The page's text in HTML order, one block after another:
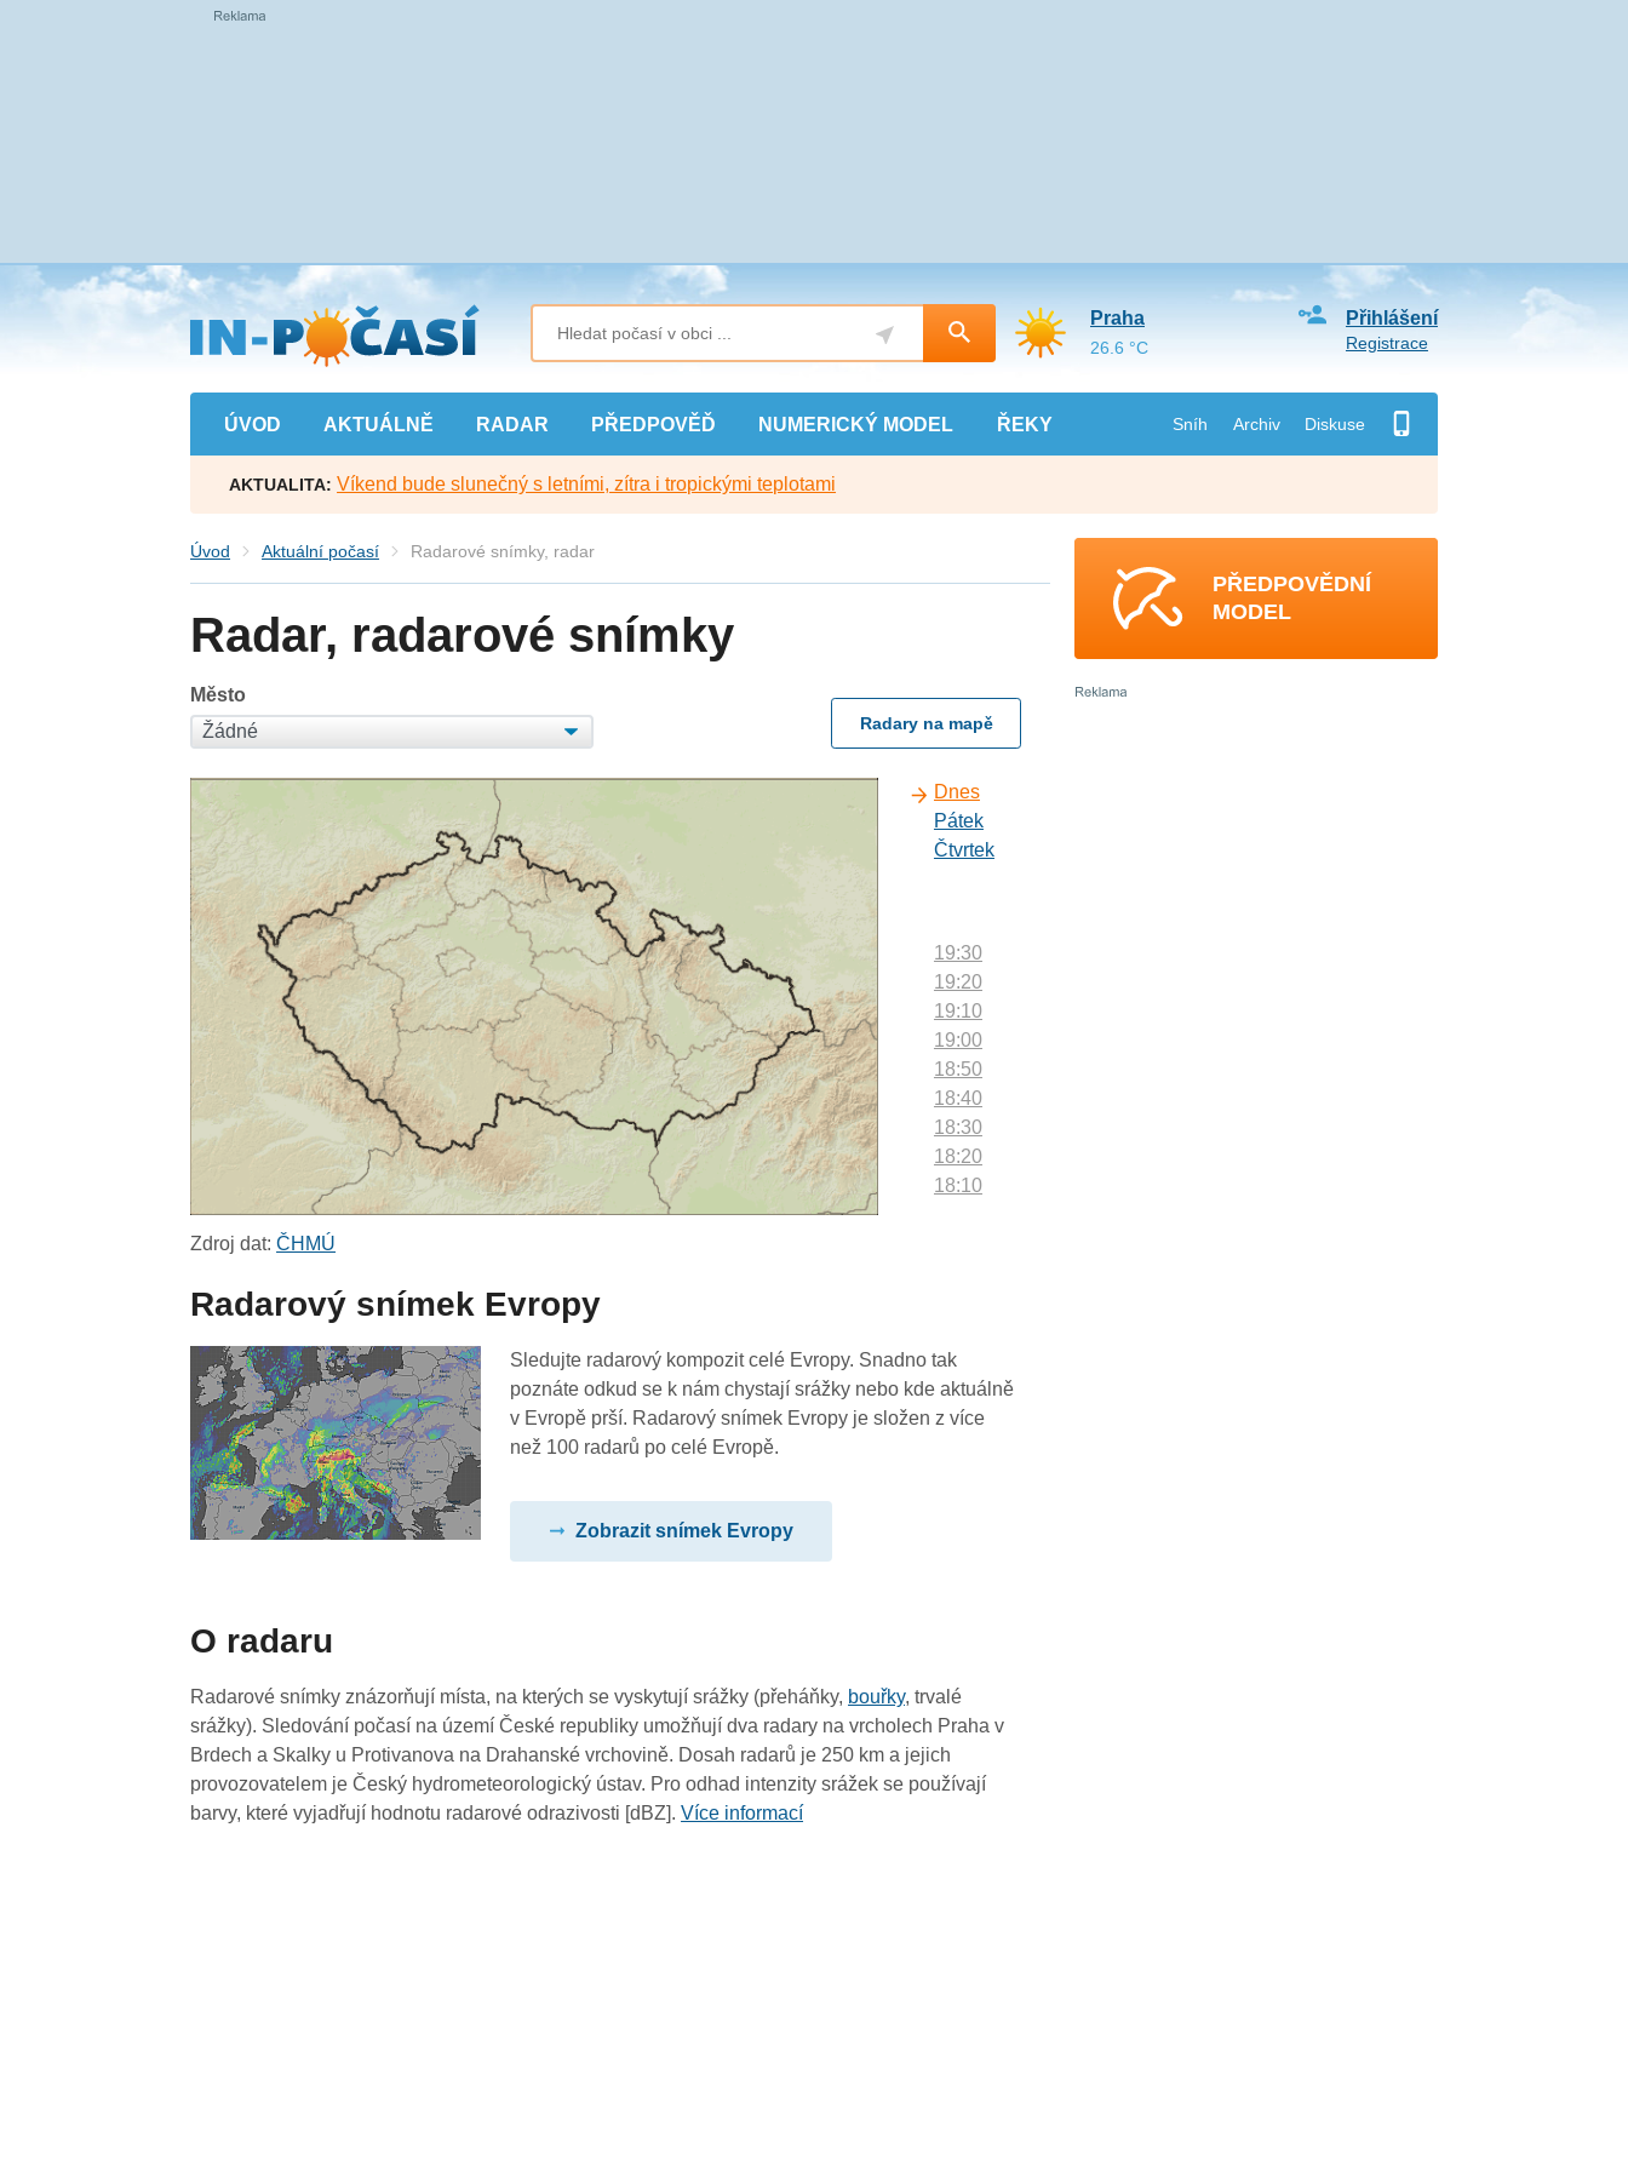
Přejít
na
hlavní
obsah
ÚVOD AKTUÁLNĚ RADAR PŘEDPOVĚĎ NUMERICKÝ MODEL ŘEKY Sníh Archiv Diskuse
Přihlášení
Registrace
Praha
26.6 °C
AKTUALITA: Víkend bude slunečný s letními, zítra i tropickými teplotami
Úvod Aktuální počasí Radarové snímky, radar
Radar, radarové snímky
Město
Radary na mapě
Dnes
Pátek
Čtvrtek
19:30
19:20
19:10
19:00
18:50
18:40
18:30
18:20
18:10
17:10
17:00
16:50
15:10
15:00
14:50
14:40
Zdroj dat:ČHMÚ
Radarový snímek Evropy
Sledujte radarový kompozit celé Evropy. Snadno tak
poznáte odkud se k nám chystají srážky nebo kde aktuálně
v Evropě prší. Radarový snímek Evropy je složen z více
než 100 radarů po celé Evropě.
Zobrazit snímek Evropy
O radaru
Radarové snímky znázorňují místa, na kterých se vyskytují srážky (přeháňky, bouřky, trvalé
srážky). Sledování počasí na území České republiky umožňují dva radary na vrcholech Praha v
Brdech a Skalky u Protivanova na Drahanské vrchovině. Dosah radarů je 250 km a jejich
provozovatelem je Český hydrometeorologický ústav. Pro odhad intenzity srážek se používají
barvy, které vyjadřují hodnotu radarové odrazivosti [dBZ].Více informací
PŘEDPOVĚDNÍ
MODEL